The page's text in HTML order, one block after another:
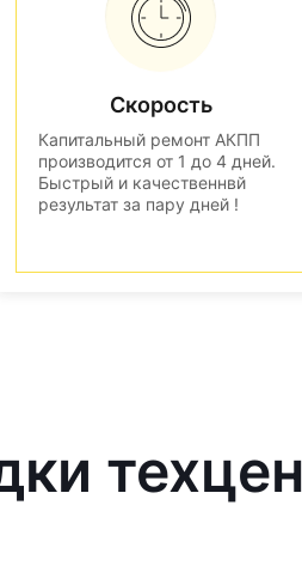
Скорость
Капитальный ремонт АКПП
производится от 1 до 4 дней.
Быстрый и качественнвй
результат за пару дней !